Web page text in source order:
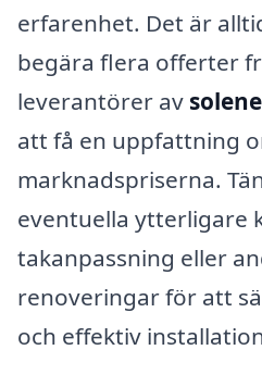
erfarenhet. Det är
begära flera offerter
leverantörer av
att få en uppfattning
marknadspriserna.
eventuella ytterligare
takanpassning eller
renoveringar för att
och effektiv